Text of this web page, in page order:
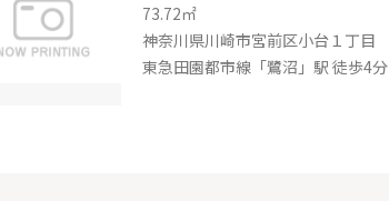
73.72㎡
神奈川県川崎市宮前区小台１丁目
東急田園都市線「鷺沼」駅 徒歩4分